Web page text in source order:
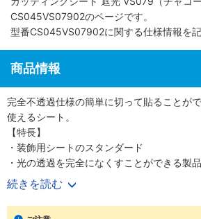
CS045VS07902のページです。
型番CS045VS07902に関する仕様情報を記
商品情報
完全不透過仕様の簡単に切って貼ることが
使えるシート。
【特長】
・装飾用シートのスタンダード
・光の透過を完全になくすことができる製
して使用されています
・ガラスに対して再剥離系ののりを使用
・屋内、屋外短期用に
続きを読む